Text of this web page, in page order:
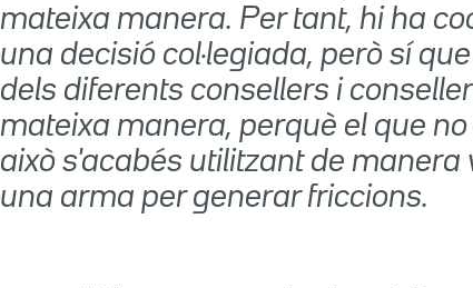
mateixa manera. Per tant, hi ha
una decisió col·legiada, però sí
dels diferents consellers i
mateixa manera, perquè el que
això s'acabés utilitzant de manera
una arma per generar friccions.